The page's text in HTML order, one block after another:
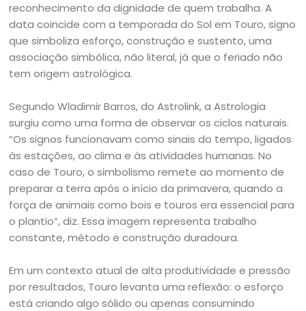
reconhecimento da dignidade de quem trabalha. A
data coincide com a temporada do Sol em Touro, signo
que simboliza esforço, construção e sustento, uma
associação simbólica, não literal, já que o feriado não
tem origem astrológica.
Segundo Wladimir Barros, do Astrolink, a Astrologia
surgiu como uma forma de observar os ciclos naturais.
“Os signos funcionavam como sinais do tempo, ligados
às estações, ao clima e às atividades humanas. No
caso de Touro, o simbolismo remete ao momento de
preparar a terra após o início da primavera, quando a
força de animais como bois e touros era essencial para
o plantio”, diz. Essa imagem representa trabalho
constante, método e construção duradoura.
Em um contexto atual de alta produtividade e pressão
por resultados, Touro levanta uma reflexão: o esforço
está criando algo sólido ou apenas consumindo